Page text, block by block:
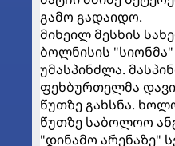
გამო გადაიდო.
მიხეილ მესხის
ბოლნისის
უმასპინძლა.
ფეხბურთელმა
წუთზე გახსნა.
წუთზე საბოლოო
"დინამო არენაზე"